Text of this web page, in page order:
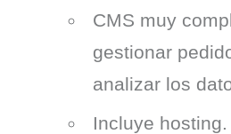
CMS muy
gestionar
analizar los
Incluye hosting.